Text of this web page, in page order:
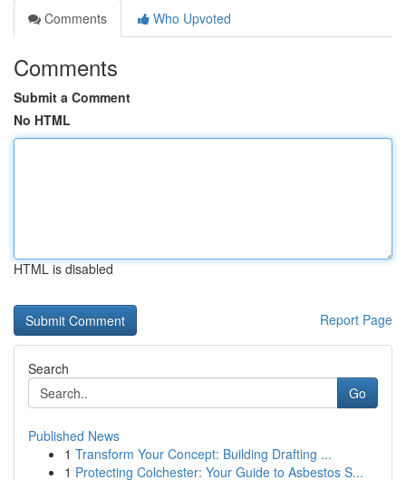
Comments
Who Upvoted
Comments
Submit a Comment
No HTML
HTML is disabled
Report Page
Search
Go
Published News
1 Transform Your Concept: Building Drafting ...
1 Protecting Colchester: Your Guide to Asbestos S...